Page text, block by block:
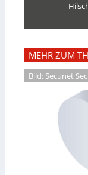
MEHR ZUM
Bild: Secunet